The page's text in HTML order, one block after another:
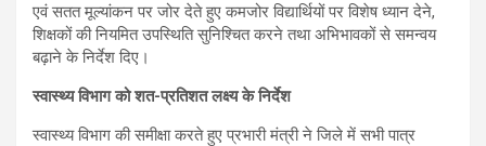
एवं सतत मूल्यांकन पर जोर देते हुए कमजोर विद्यार्थियों पर विशेष ध्यान देने,
शिक्षकों की नियमित उपस्थिति सुनिश्चित करने तथा अभिभावकों से समन्वय
बढ़ाने के निर्देश दिए।
स्वास्थ्य विभाग को शत-प्रतिशत लक्ष्य के निर्देश
स्वास्थ्य विभाग की समीक्षा करते हुए प्रभारी मंत्री ने जिले में सभी पात्र